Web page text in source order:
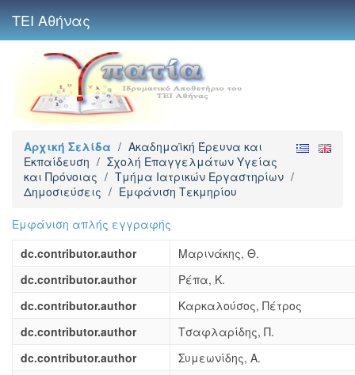
ΤΕΙ Αθήνας
Αρχική Σελίδα / Ακαδημαϊκή Έρευνα και
Εκπαίδευση / Σχολή Επαγγελμάτων Υγείας
και Πρόνοιας / Τμήμα Ιατρικών Εργαστηρίων /
Δημοσιεύσεις / Εμφάνιση Τεκμηρίου
Εμφάνιση απλής εγγραφής
dc.contributor.author
Μαρινάκης, Θ.
dc.contributor.author
Ρέπα, Κ.
dc.contributor.author
Καρκαλούσος, Πέτρος
dc.contributor.author
Τσαφλαρίδης, Π.
dc.contributor.author
Συμεωνίδης, Α.